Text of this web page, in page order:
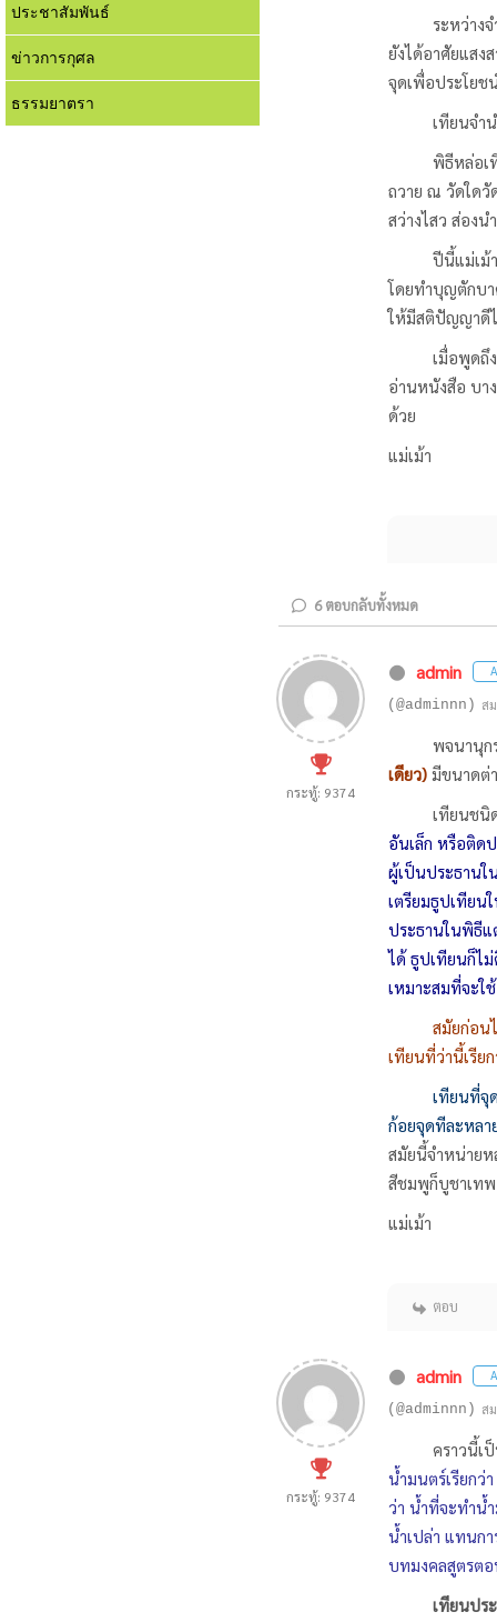
ประชาสัมพันธ์
ข่าวการกุศล
ธรรมยาตรา
ระหว่างจำพ
ยังได้อาศัยแสง
จุดเพื่อประโยช
เทียนจำนำพ
พิธีหล่อเทียน
ถวาย ณ วัดใด
สว่างไสว ส่องน
ปีนี้แม่เม้าตั้ง
โดยทำบุญตักบา
ให้มีสติปัญญาดี
เมื่อพูดถึงเที
อ่านหนังสือ บา
ด้วย
แม่เม้า
6ตอบกลับทั้งหมด
กระทู้: 9374
admin
(@adminnn) ส
พจนานุก
เดียว) มีขนาดต่
เทียนชนิ
อันเล็ก หรือติด
ผู้เป็นประธานใ
เตรียมธูปเทียน
ประธานในพิธี
ได้ ธูปเทียนก็ไ
เหมาะสมที่จะใ
สมัยก่อน
เทียนที่ว่านี้เรีย
เทียนที่จุ
ก้อยจุดทีละหลา
สมัยนี้จำหน่ายห
สีชมพูก็บูชาเท
แม่เม้า
ตอบ
กระทู้: 9374
admin
(@adminnn) ส
คราวนี้เ
น้ำมนตร์เรียกว่า
ว่า น้ำที่จะทำน้
น้ำเปล่า แทนก
บทมงคลสูตรต
เทียนปร